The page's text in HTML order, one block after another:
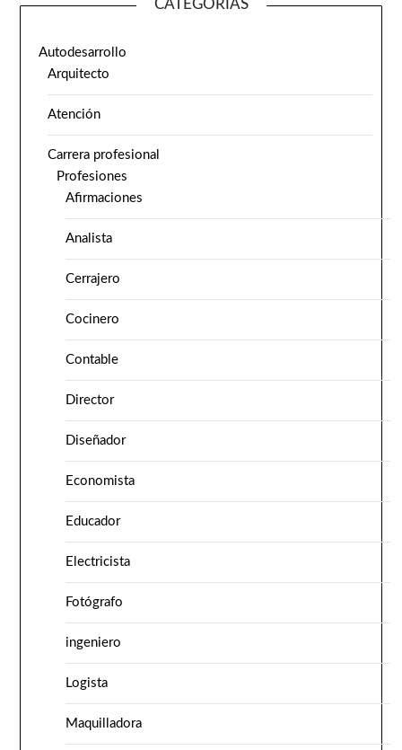
CATEGORÍAS
Autodesarrollo
Arquitecto
Atención
Carrera profesional
Profesiones
Afirmaciones
Analista
Cerrajero
Cocinero
Contable
Director
Diseñador
Economista
Educador
Electricista
Fotógrafo
ingeniero
Logista
Maquilladora